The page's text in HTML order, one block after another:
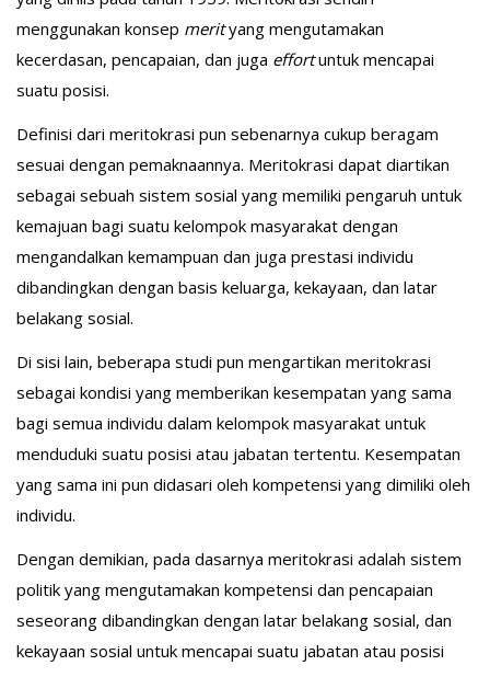
menggunakan konsep merityang mengutamakan
kecerdasan, pencapaian, dan juga effortuntuk mencapai
suatu posisi.
Definisi dari meritokrasi pun sebenarnya cukup beragam
sesuai dengan pemaknaannya. Meritokrasi dapat diartikan
sebagai sebuah sistem sosial yang memiliki pengaruh untuk
kemajuan bagi suatu kelompok masyarakat dengan
mengandalkan kemampuan dan juga prestasi individu
dibandingkan dengan basis keluarga, kekayaan, dan latar
belakang sosial.
Di sisi lain, beberapa studi pun mengartikan meritokrasi
sebagai kondisi yang memberikan kesempatan yang sama
bagi semua individu dalam kelompok masyarakat untuk
menduduki suatu posisi atau jabatan tertentu. Kesempatan
yang sama ini pun didasari oleh kompetensi yang dimiliki oleh
individu.
Dengan demikian, pada dasarnya meritokrasi adalah sistem
politik yang mengutamakan kompetensi dan pencapaian
seseorang dibandingkan dengan latar belakang sosial, dan
kekayaan sosial untuk mencapai suatu jabatan atau posisi